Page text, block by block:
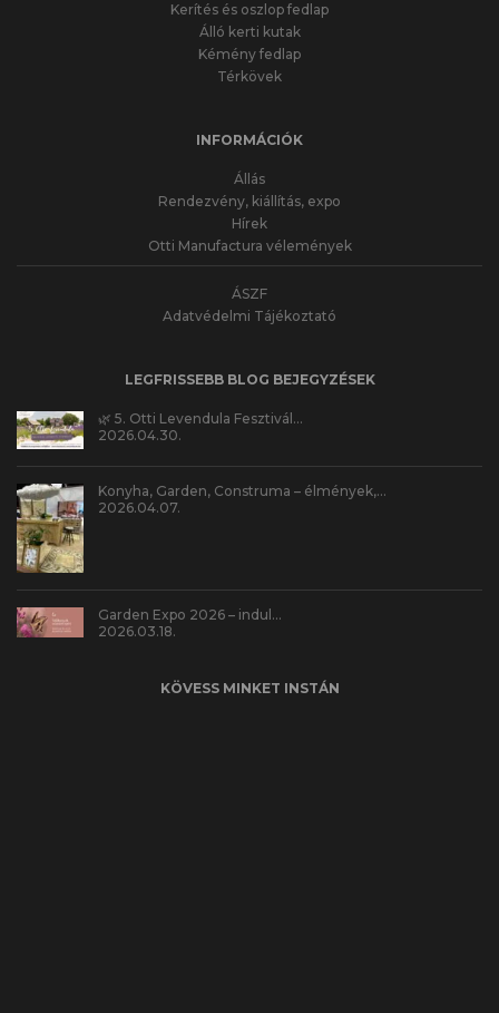
Kerítés és oszlop fedlap
Álló kerti kutak
Kémény fedlap
Térkövek
INFORMÁCIÓK
Állás
Rendezvény, kiállítás, expo
Hírek
Otti Manufactura vélemények
ÁSZF
Adatvédelmi Tájékoztató
LEGFRISSEBB BLOG BEJEGYZÉSEK
🌿 5. Otti Levendula Fesztivál…
2026.04.30.
Konyha, Garden, Construma – élmények,…
2026.04.07.
Garden Expo 2026 – indul…
2026.03.18.
KÖVESS MINKET INSTÁN